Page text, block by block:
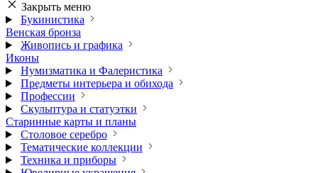
Закрыть меню
Букинистика
Венская бронза
Живопись и графика
Иконы
Нумизматика и Фалеристика
Предметы интерьера и обихода
Профессии
Скульптура и статуэтки
Старинные карты и планы
Столовое серебро
Тематические коллекции
Техника и приборы